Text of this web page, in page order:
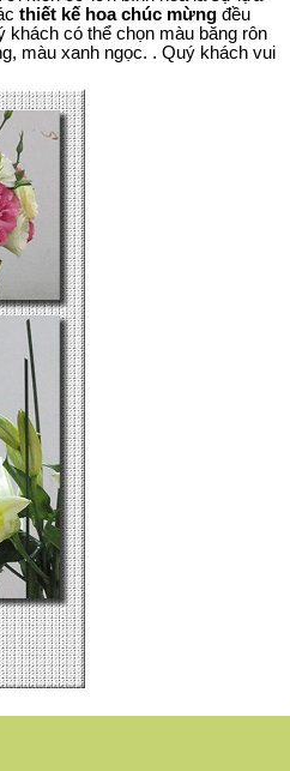
thiết kế hoa chúc mừng đều
khách có thể chọn màu băng rôn
màu xanh ngọc. . Quý khách vui